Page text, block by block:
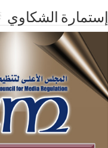
إستمارة الشكاوي